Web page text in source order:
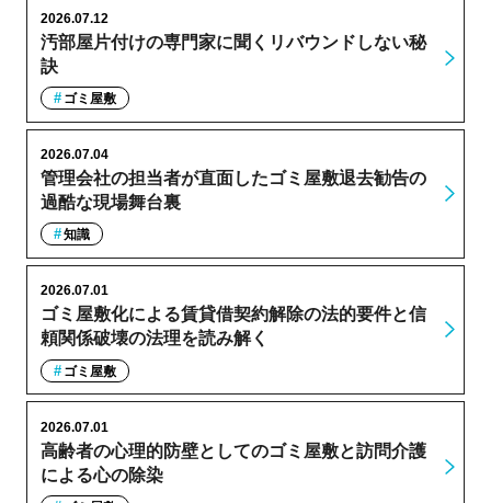
汚部屋片付けの専門家に聞くリバウンドしない秘
訣
2026.07.12
ゴミ屋敷
管理会社の担当者が直面したゴミ屋敷退去勧告の
過酷な現場舞台裏
2026.07.04
知識
ゴミ屋敷化による賃貸借契約解除の法的要件と信
頼関係破壊の法理を読み解く
2026.07.01
ゴミ屋敷
高齢者の心理的防壁としてのゴミ屋敷と訪問介護
による心の除染
2026.07.01